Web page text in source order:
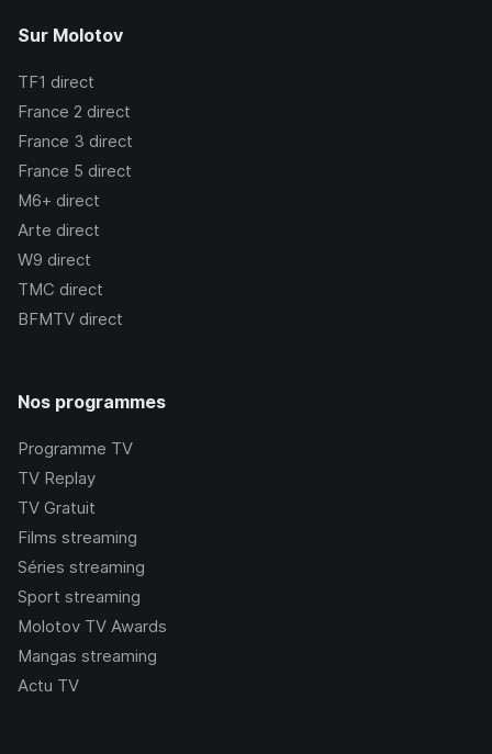
Sur Molotov
TF1 direct
France 2 direct
France 3 direct
France 5 direct
M6+ direct
Arte direct
W9 direct
TMC direct
BFMTV direct
Nos programmes
Programme TV
TV Replay
TV Gratuit
Films streaming
Séries streaming
Sport streaming
Molotov TV Awards
Mangas streaming
Actu TV